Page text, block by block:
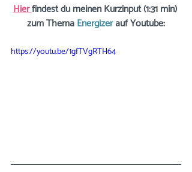
Hier findest du meinen Kurzinput (1:31 min)
zum Thema Energizer auf Youtube:
https://youtu.be/1gfTVgRTH64